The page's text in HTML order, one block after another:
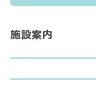
施設案内